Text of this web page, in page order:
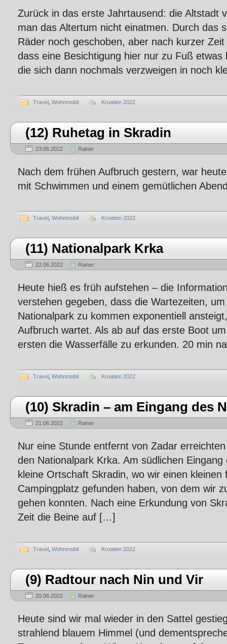
Zurück in das erste Jahrtausend: die Altstadt
man das Altertum nicht einatmen. Durch das
Räder noch geschoben, aber nach kurzer
dass eine Besichtigung hier nur zu Fuß etwas
die sich dann nochmals verzweigen in noch
Travel Wohnmobil Kroatien 2022
(12) Ruhetag in Skradin
23.06.2022 Rainer
Nach dem frühen Aufbruch gestern, war
mit Schwimmen und einem gemütlichen
Travel Wohnmobil Kroatien 2022
(11) Nationalpark Krka
22.06.2022 Rainer
Heute hieß es früh aufstehen – die
verstehen gegeben, dass die Wartezeiten,
Nationalpark zu kommen exponentiell
Aufbruch wartet. Als ab auf das erste Boot
ersten die Wasserfälle zu erkunden. 20 min
Travel Wohnmobil Kroatien 2022
(10) Skradin – am Eingang des
21.06.2022 Rainer
Nur eine Stunde entfernt von Zadar
den Nationalpark Krka. Am südlichen
kleine Ortschaft Skradin, wo wir einen kleinen
Campingplatz gefunden haben, von dem wir
gehen konnten. Nach eine Erkundung von
Zeit die Beine auf […]
Travel Wohnmobil Kroatien 2022
(9) Radtour nach Nin und Vir
20.06.2022 Rainer
Heute sind wir mal wieder in den Sattel
strahlend blauem Himmel (und